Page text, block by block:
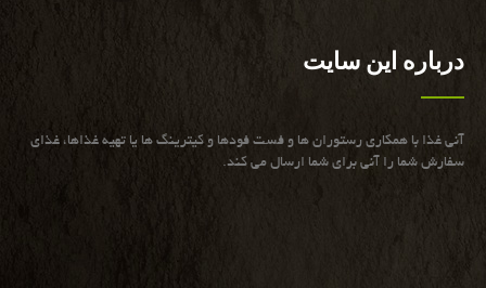
درباره این سایت
آنی غذا با همكاری رستوران ها و فست فودها و كیترینگ ها یا تهیه غذاها، غذای
سفارش شما را آنی برای شما ارسال می كند.